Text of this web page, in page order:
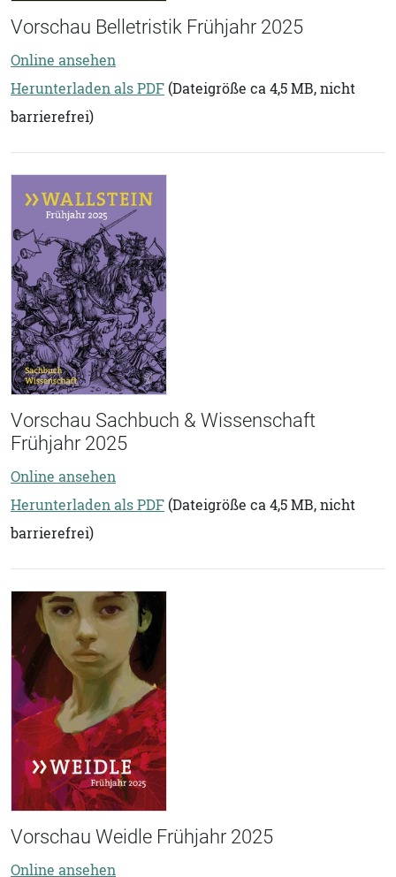
Vorschau Belletristik Frühjahr 2025
Online ansehen
Herunterladen als PDF (Dateigröße ca 4,5 MB, nicht
barrierefrei)
Vorschau Sachbuch & Wissenschaft
Frühjahr 2025
Online ansehen
Herunterladen als PDF (Dateigröße ca 4,5 MB, nicht
barrierefrei)
Vorschau Weidle Frühjahr 2025
Online ansehen